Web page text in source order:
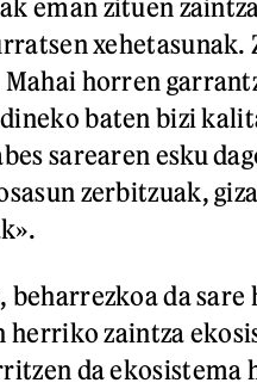
eman zituen
xehetasunak.
Mahai horren
baten bizi
sarearen esku
zerbitzuak,
beharrezkoa da
herriko zaintza
da ekosistema